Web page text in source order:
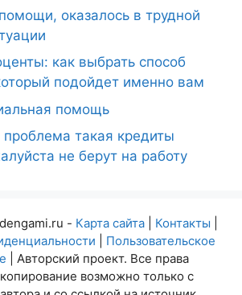
оказалось в трудной
как выбрать способ
подойдет именно вам
помощь
проблема такая кредиты
не берут на работу
- Карта сайта| Контакты
Пользовательское
| Авторский проект. Все права
возможно только с